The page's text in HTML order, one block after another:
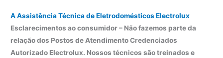
A Assistência Técnica de Eletrodomésticos Electrolux
Esclarecimentos ao consumidor – Não fazemos parte da
relação dos Postos de Atendimento Credenciados
Autorizado Electrolux. Nossos técnicos são treinados e